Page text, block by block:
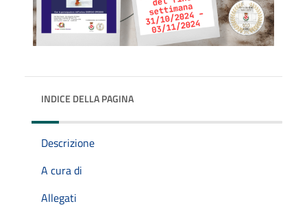
INDICE DELLA PAGINA
Descrizione
A cura di
Allegati